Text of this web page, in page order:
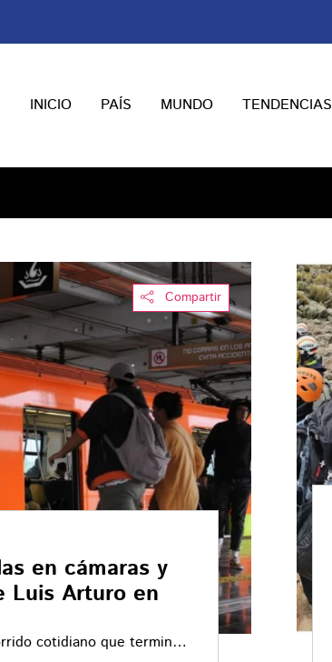
INICIO PAÍS MUNDO TENDENCIAS
Compartir
en cámaras y
Luis Arturo en
cotidiano que terminó